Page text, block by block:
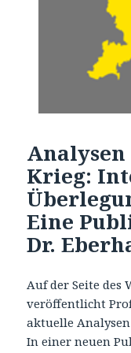
Krieg:
Eine
Dr.
Auf der Seite des
veröffentlicht
aktuelle
In einer neuen